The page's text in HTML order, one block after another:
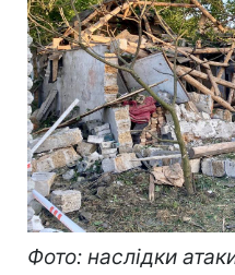
Фото: наслідки